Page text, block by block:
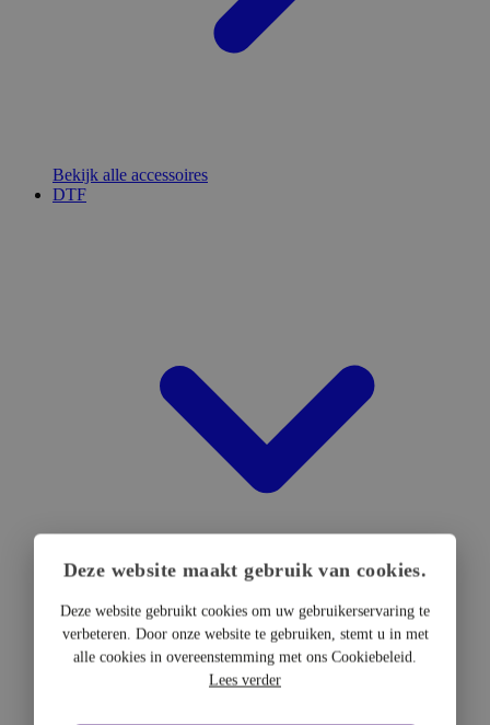
Bekijk alle accessoires
DTF
DTF Hardware
DTF Printers
Deze website maakt gebruik van cookies.
Deze website gebruikt cookies om uw gebruikerservaring te
verbeteren. Door onze website te gebruiken, stemt u in met
alle cookies in overeenstemming met ons Cookiebeleid.
Lees verder